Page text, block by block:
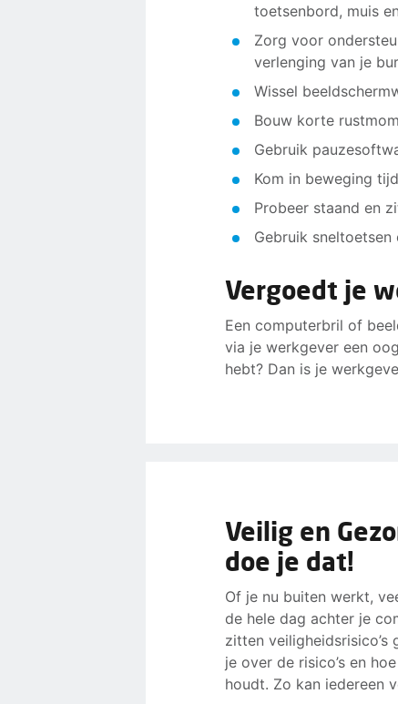
toetsenbord, muis
Zorg voor
verlenging van je
Wissel
Bouw korte
Gebruik
Kom in beweging
Probeer staand en
Gebruik
Vergoedt je
Een computerbril of
via je werkgever een
hebt? Dan is je
Veilig en
doe je dat!
Of je nu buiten werkt,
de hele dag achter je
zitten
je over de risico’s en
houdt. Zo kan iedereen